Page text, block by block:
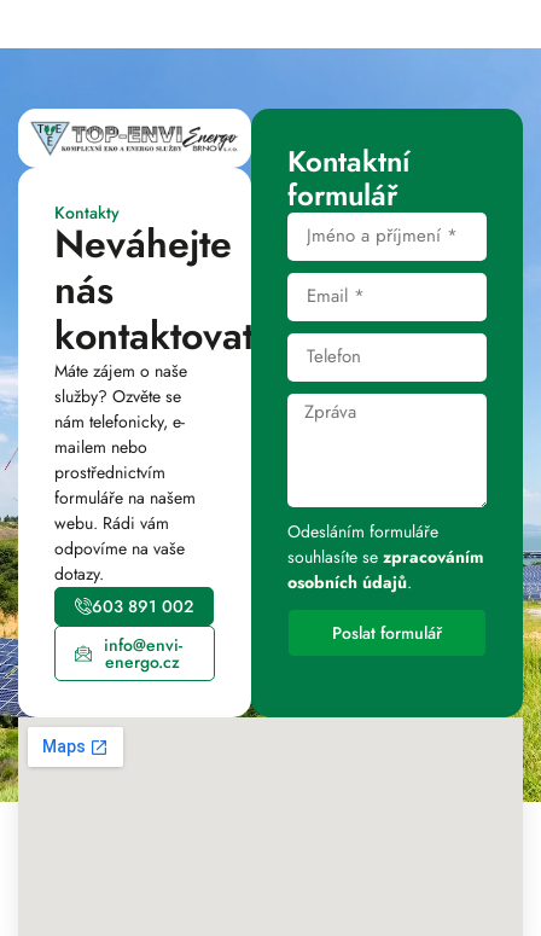
Kontakty
Neváhejte
nás
kontaktovat
Máte zájem o naše
služby? Ozvěte se
nám telefonicky, e-
mailem nebo
prostřednictvím
formuláře na našem
webu. Rádi vám
odpovíme na vaše
dotazy.
603 891 002
info@envi-
energo.cz
Kontaktní
formulář
Odesláním formuláře
souhlasíte se zpracováním
osobních údajů.
Poslat formulář